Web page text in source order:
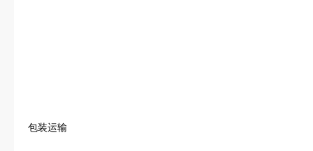
包装运输